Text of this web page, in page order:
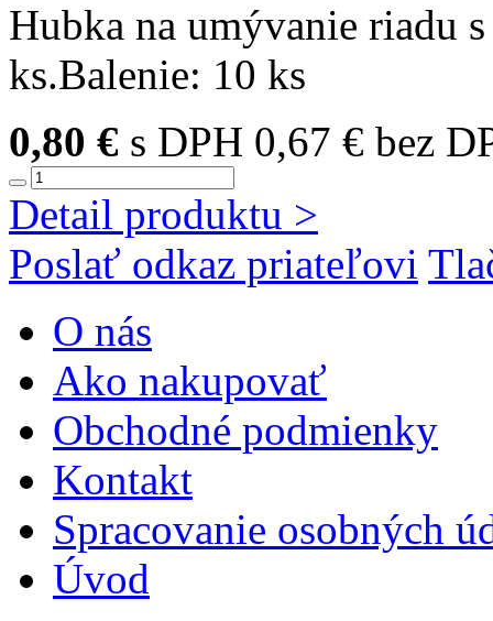
Hubka na umývanie riadu
ks.Balenie: 10 ks
0,80 € s DPH 0,67 € bez
Detail produktu >
Poslať odkaz priateľovi
O nás
Ako nakupovať
Obchodné podmienky
Kontakt
Spracovanie osobných
Úvod